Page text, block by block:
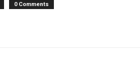
0 Comments